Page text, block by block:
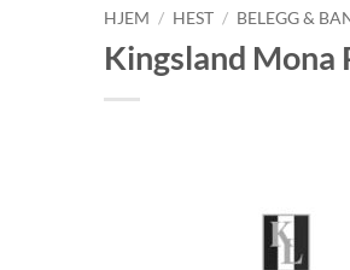
HJEM / HEST / BELEGG &
Kingsland Mona